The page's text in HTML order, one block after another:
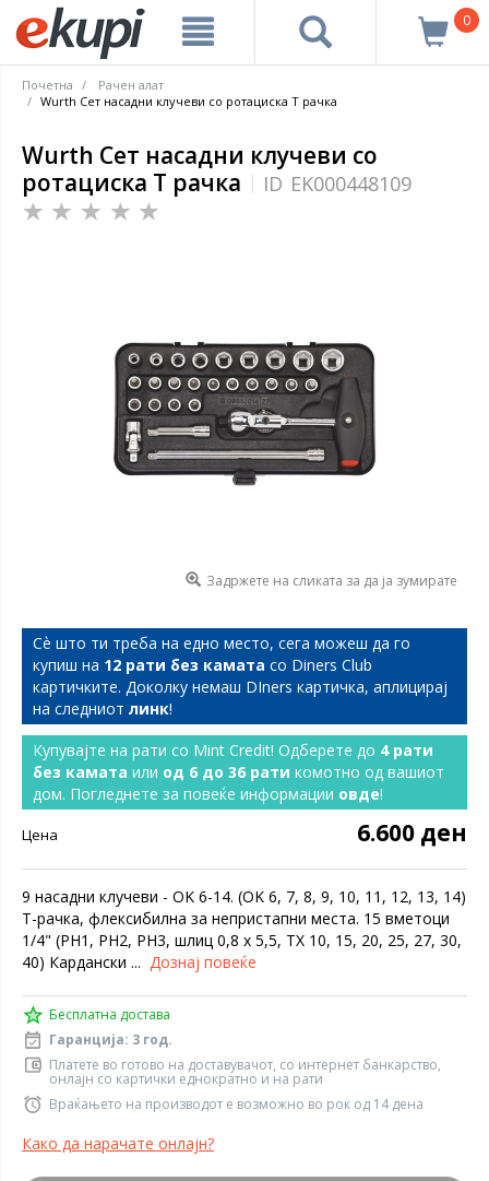
0
Почетна
Рачен алат
Wurth Сет насадни клучеви со ротациска Т рачка
Wurth Сет насадни клучеви со
ротациска Т рачка
ID EK000448109
Задржете на сликата за да ја зумирате
Сѐ што ти треба на едно место, сега можеш да го
купиш на 12 рати без камата со Diners Club
картичките. Доколку немаш DIners картичка, аплицирај
на следниот линк!
Купувајте на рати со Mint Credit! Одберете до 4 рати
без камата или од 6 до 36 рати комотно од вашиот
дом. Погледнете за повеќе информации овде!
Цена 6.600 ден
9 насадни клучеви - OK 6-14. (OK 6, 7, 8, 9, 10, 11, 12, 13, 14)
T-рачка, флексибилна за непристапни места. 15 вметоци
1/4" (PH1, PH2, PH3, шлиц 0,8 x 5,5, TX 10, 15, 20, 25, 27, 30,
40) Кардански ... Дознај повеќе
Бесплатна достава
Гаранција: 3 год.
Платете во готово на доставувачот, со интернет банкарство,
онлајн со картички еднократно и на рати
Враќањето на производот е возможно во рок од 14 дена
Како да нарачате онлајн?